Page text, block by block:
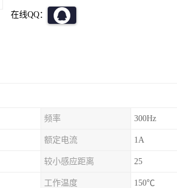
在线QQ：
频率 300Hz
额定电流 1A
较小感应距离 25
工作温度 150℃